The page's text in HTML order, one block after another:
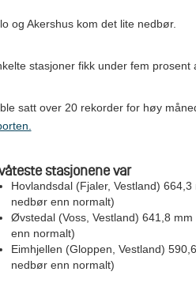
og Akershus kom det lite nedbør.
stasjoner fikk under fem prosent
satt over 20 rekorder for høy
stasjonene var
Hovlandsdal (Fjaler, Vestland)
nedbør enn normalt)
Øvstedal (Voss, Vestland) 641,8
enn normalt)
Eimhjellen (Gloppen, Vestland)
nedbør enn normalt)